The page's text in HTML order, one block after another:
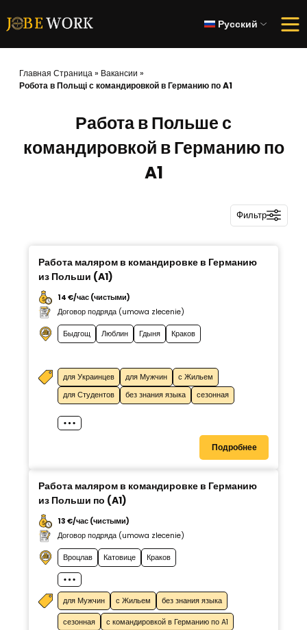
Русский
Главная Страница» Вакансии »
Робота в Польщі с командировкой в Германию по A1
Работа в Польше с
командировкой в Германию по
A1
Фильтр
Работа маляром в командировке в Германию
из Польши (A1)
14 €/час (чистыми)
Договор подряда (umowa zlecenie)
Быдгощ Люблин Гдыня Краков
для Украинцев для Мужчин
с Жильем
для Студентов
без знания языка сезонная
Подробнее
Работа маляром в командировке в Германию
из Польши по (A1)
13 €/час (чистыми)
Договор подряда (umowa zlecenie)
Вроцлав Катовице Краков
для Мужчин с Жильем без знания языка
сезонная с командировкой в Германию по A1